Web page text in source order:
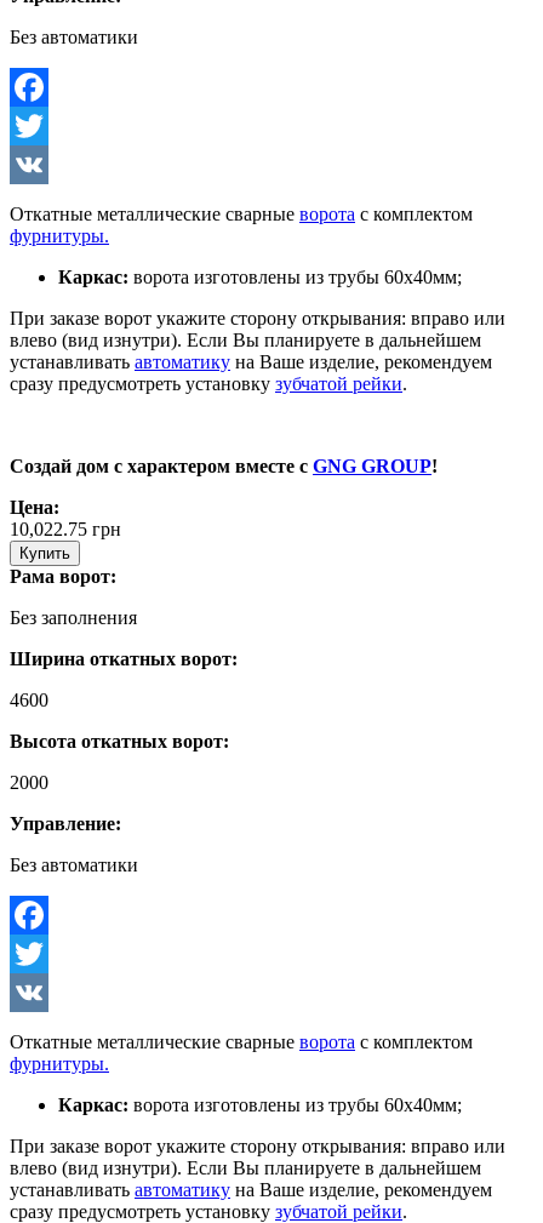
Без автоматики
Facebook
Twitter
VK
Откатные металлические сварные ворота с комплектом
фурнитуры.
Каркас: ворота изготовлены из трубы 60х40мм;
При заказе ворот укажите сторону открывания: вправо или
влево (вид изнутри). Если Вы планируете в дальнейшем
устанавливать автоматику на Ваше изделие, рекомендуем
сразу предусмотреть установку зубчатой рейки.
Создай дом с характером вместе с GNG GROUP!
Цена:
10,022.75 грн
Купить
Рама ворот:
Без заполнения
Ширина откатных ворот:
4600
Высота откатных ворот:
2000
Управление:
Без автоматики
Facebook
Twitter
VK
Откатные металлические сварные ворота с комплектом
фурнитуры.
Каркас: ворота изготовлены из трубы 60х40мм;
При заказе ворот укажите сторону открывания: вправо или
влево (вид изнутри). Если Вы планируете в дальнейшем
устанавливать автоматику на Ваше изделие, рекомендуем
сразу предусмотреть установку зубчатой рейки.